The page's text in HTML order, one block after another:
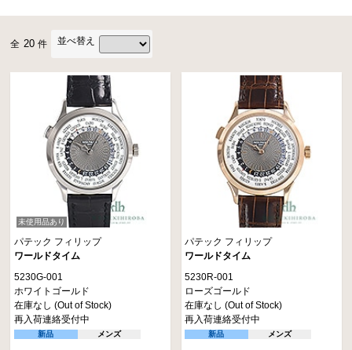
全 20 件 並べ替え
未使用品あり
パテック フィリップ
ワールドタイム
5230G-001
ホワイトゴールド
在庫なし (Out of Stock)
再入荷連絡受付中
新品 メンズ
パテック フィリップ
ワールドタイム
5230R-001
ローズゴールド
在庫なし (Out of Stock)
再入荷連絡受付中
新品 メンズ